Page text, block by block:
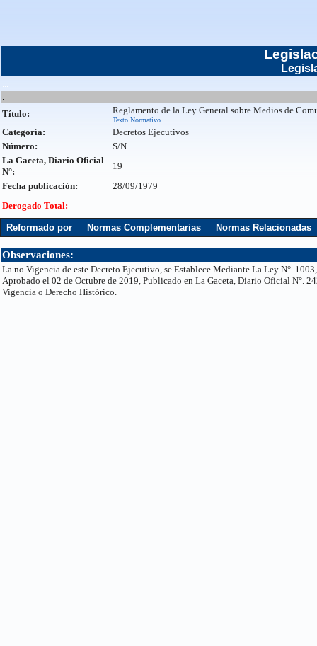
...
.
Título: Reglamento de la Ley General sobre Medios de
Texto Normativo
Categoría:
Decretos Ejecutivos
Número:
S/N
La Gaceta, Diario Oficial
N°:
19
Fecha publicación:
28/09/1979
Derogado Total:
Reformado por Normas Complementarias Normas Relacionadas
Observaciones:
La no Vigencia de este Decreto Ejecutivo, se Establece Mediante La Ley N°.
Aprobado el 02 de Octubre de 2019, Publicado en La Gaceta, Diario Oficial N°.
Vigencia o Derecho Histórico.